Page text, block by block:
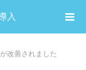
入
改善されました